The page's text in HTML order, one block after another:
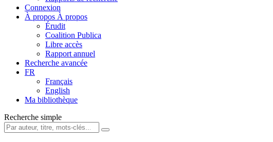
Connexion
À propos À propos
Érudit
Coalition Publica
Libre accès
Rapport annuel
Recherche avancée
FR
Français
English
Ma bibliothèque
Recherche simple